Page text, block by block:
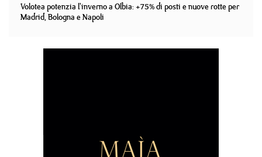
Volotea potenzia l'inverno a Olbia: +75% di posti e nuove rotte per
Madrid, Bologna e Napoli